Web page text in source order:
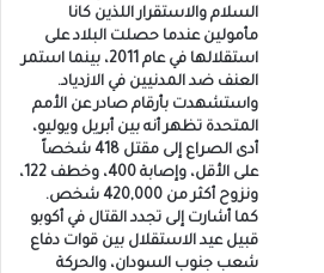
السلام والاستقرار اللذين كانا
مأمولين عندما حصلت البلاد على
استقلالها في عام 2011، بينما استمر
العنف ضد المدنيين في الازدياد.
واستشهدت بأرقام صادر عن الأمم
المتحدة تظهر أنه بين أبريل ويوليو،
أدى الصراع إلى مقتل 418 شخصاً
على الأقل، وإصابة 400، وخطف 122،
ونزوح أكثر من 420,000 شخص.
كما أشارت إلى تجدد القتال في أكوبو
قبيل عيد الاستقلال بين قوات دفاع
شعب جنوب السودان، والحركة